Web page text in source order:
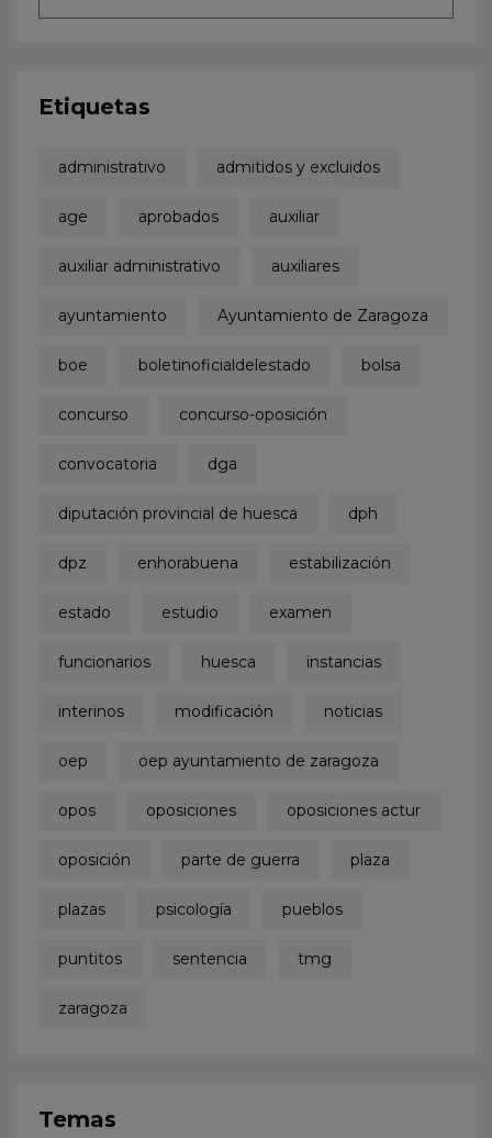
Etiquetas
administrativo admitidos y excluidos
age aprobados auxiliar
auxiliar administrativo auxiliares
ayuntamiento Ayuntamiento de Zaragoza
boe boletinoficialdelestado bolsa
concurso concurso-oposición
convocatoria dga
diputación provincial de huesca dph
dpz enhorabuena estabilización
estado estudio examen
funcionarios huesca instancias
interinos modificación noticias
oep oep ayuntamiento de zaragoza
opos oposiciones oposiciones actur
oposición parte de guerra plaza
plazas psicología pueblos
puntitos sentencia tmg
zaragoza
Temas